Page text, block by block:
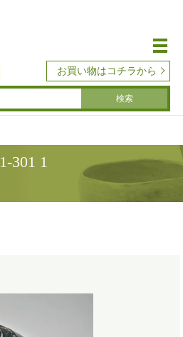
メ
お買い物はコチラから
1-301 1